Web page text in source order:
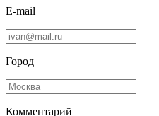
E-mail
Город
Комментарий